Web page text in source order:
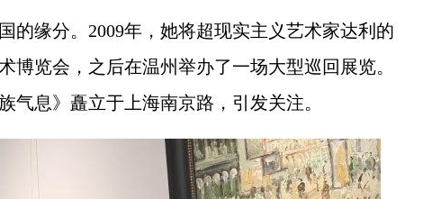
缘分。2009年，她将超现实主义艺术家达利的
博览会，之后在温州举办了一场大型巡回展览。
气息》矗立于上海南京路，引发关注。